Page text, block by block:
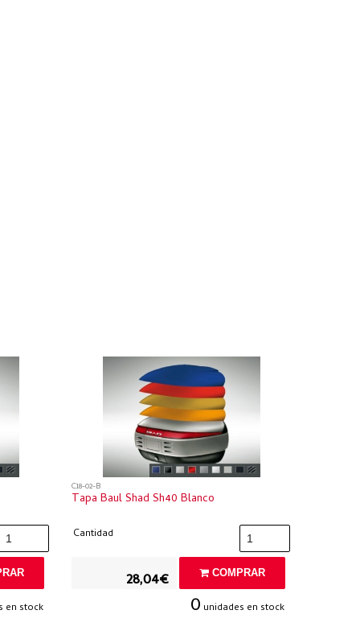
en stock
C18-02-B
Tapa Baul Shad Sh40 Blanco
Cantidad
28,04€ COMPRAR
0 unidades en stock